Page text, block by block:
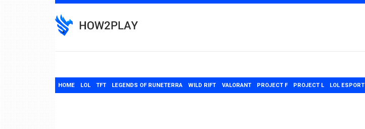
to
content
HOME LOL TFT LEGENDS OF RUNETERRA WILD RIFT VALORANT PROJECT F PROJECT L LOL